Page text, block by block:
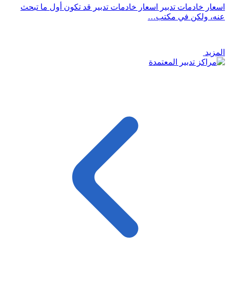
اسعار خادمات تدبير اسعار خادمات تدبير قد تكون أول ما تبحث
عنه، ولكن في مكتب…
المزيد